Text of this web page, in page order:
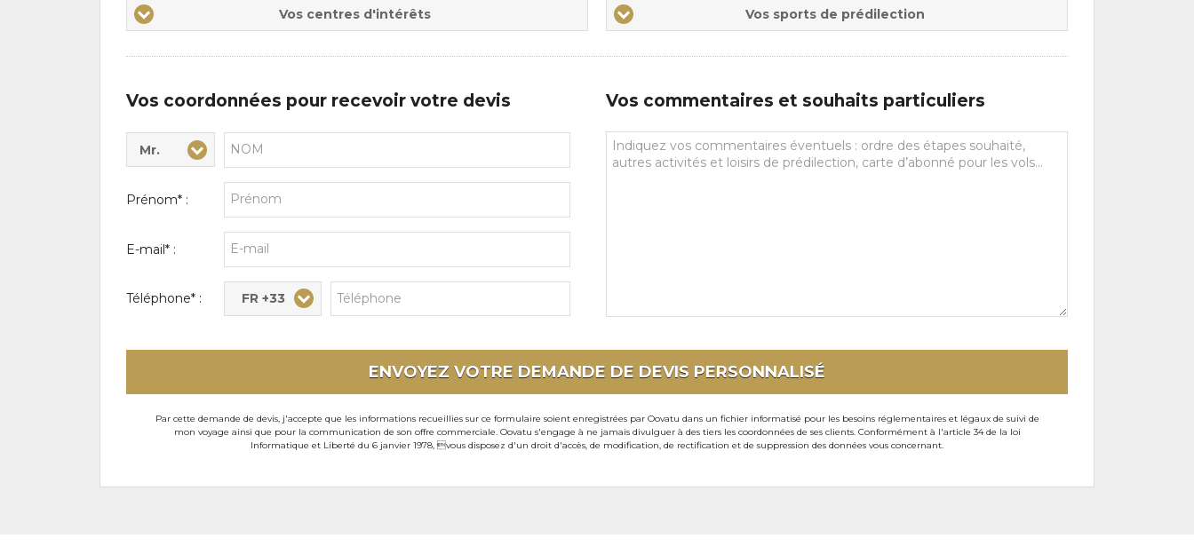
Vos
centres
Vos centres d'intérêts
Vos
sports
Vos sports de prédilection
Vos coordonnées pour recevoir votre devis
Civilité* :
Mr.
Nom* :
Prénom* :
E-mail* :
Téléphone* : FR +33
Vos commentaires et souhaits particuliers
Vos
commentaires
ENVOYEZ VOTRE DEMANDE DE DEVIS PERSONNALISÉ
Par cette demande de devis, j'accepte que les informations recueillies sur ce formulaire soient enregistrées par Oovatu dans un fichier informatisé pour les besoins réglementaires et légaux de suivi de
mon voyage ainsi que pour la communication de son offre commerciale. Oovatu s'engage à ne jamais divulguer à des tiers les coordonnées de ses clients. Conformément à l'article 34 de la loi
Informatique et Liberté du 6 janvier 1978, vous disposez d'un droit d'accès, de modification, de rectification et de suppression des données vous concernant.